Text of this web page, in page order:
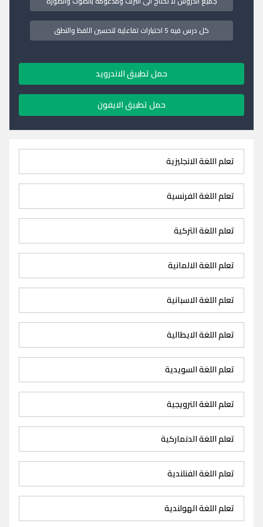
كل درس فيه 5 اختبارات تفاعلية لتحسين اللفظ والنطق
حمل تطبيق الاندرويد
حمل تطبيق الايفون
تعلم اللغة الانجليزية
تعلم اللغة الفرنسية
تعلم اللغة التركية
تعلم اللغة الالمانية
تعلم اللغة الاسبانية
تعلم اللغة الايطالية
تعلم اللغة السويدية
تعلم اللغة النرويجية
تعلم اللغة الدنماركية
تعلم اللغة الفنلندية
تعلم اللغة الهولندية